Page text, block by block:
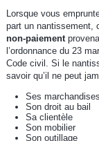
Lorsque vous
part un nantissement,
non-paiement
l’ordonnance du 23
Code civil. Si le
savoir qu’il ne peut
Ses marchandises
Son droit au bail
Sa clientèle
Son mobilier
Son outillage